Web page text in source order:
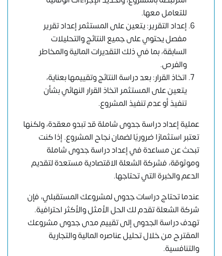
للتعامل معها.
إعداد التقرير: يتعين على المستثمر إعداد تقرير
مفصل يحتوي على جميع النتائج والتحليلات
السابقة، بما في ذلك التقديرات المالية والمخاطر
والفرص.
اتخاذ القرار: بعد دراسة النتائج وتقييمها بعناية،
يتعين على المستثمر اتخاذ القرار النهائي بشأن
تنفيذ أو عدم تنفيذ المشروع.
عملية إعداد دراسة جدوى شاملة قد تبدو معقدة، ولكنها
تعتبر استثمارًا ضروريًا لضماننجاح المشروع. إذا كنت
تبحث عن مساعدة في إعداد دراسة جدوى شاملة
وموثوقة،فشركة الشعلة الاقتصاديةمستعدة لتقديم
الدعم والخبرة التي تحتاجها.
عندما تحتاج دراسات جدوى لمشروعك المستقبلي، فإن
شركة الشعلة تقدم لك الحل الأمثل والأكثر احترافية.
تهدف دراسة الجدوى إلى تقييم مدى جدوى مشروعك
المقترح من خلال تحليل عناصره المالية والتجارية
والتنافسية.